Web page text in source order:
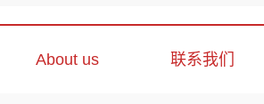
About us 联系我们